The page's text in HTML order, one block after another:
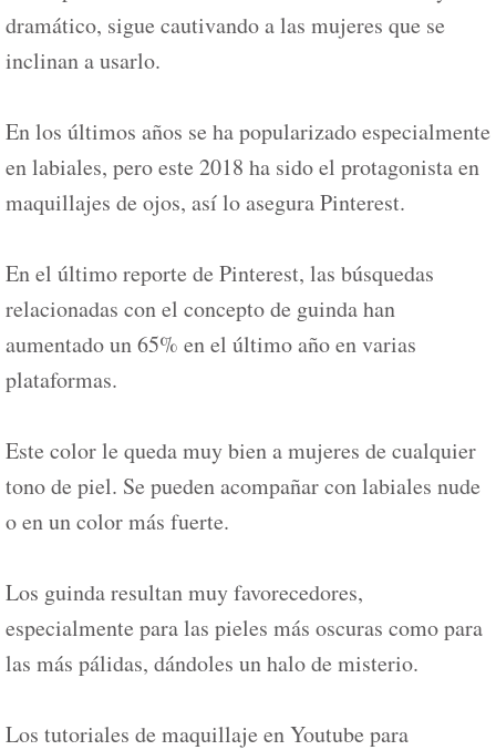
dramático, sigue cautivando a las mujeres que se
inclinan a usarlo.
En los últimos años se ha popularizado especialmente
en labiales, pero este 2018 ha sido el protagonista en
maquillajes de ojos, así lo asegura Pinterest.
En el último reporte de Pinterest, las búsquedas
relacionadas con el concepto de guinda han
aumentado un 65% en el último año en varias
plataformas.
Este color le queda muy bien a mujeres de cualquier
tono de piel. Se pueden acompañar con labiales nude
o en un color más fuerte.
Los guinda resultan muy favorecedores,
especialmente para las pieles más oscuras como para
las más pálidas, dándoles un halo de misterio.
Los tutoriales de maquillaje en Youtube para